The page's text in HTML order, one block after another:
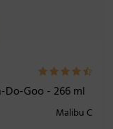
Goo - 266 ml
Malibu C